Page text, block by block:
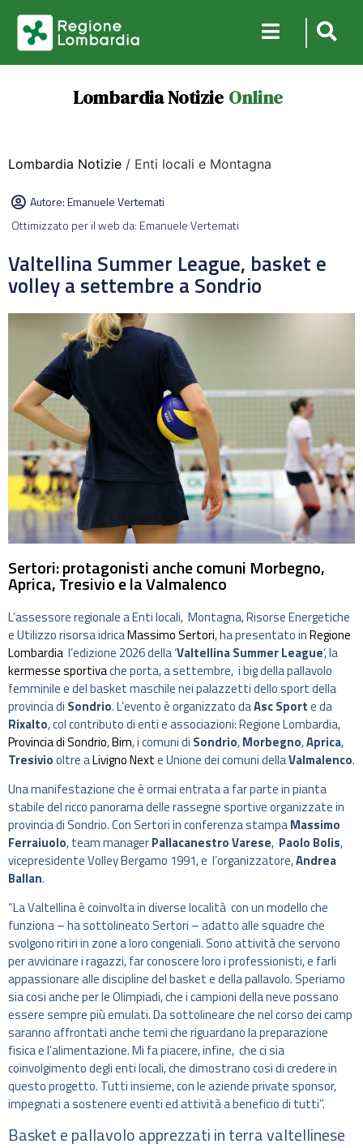
Lombardia Notizie Online
Lombardia Notizie / Enti locali e Montagna
Autore:Emanuele Vertemati
Ottimizzato per il web da: Emanuele Vertemati
Valtellina Summer League, basket e
volley a settembre a Sondrio
Sertori: protagonisti anche comuni Morbegno,
Aprica, Tresivio e la Valmalenco
L’assessore regionale a Enti locali, Montagna, Risorse Energetiche
e Utilizzo risorsa idricaMassimo Sertori, ha presentato inRegione
Lombardia l’edizione 2026 della ‘Valtellina Summer League‘, la
kermesse sportivache porta, a settembre, i big della pallavolo
femminile e del basket maschile nei palazzetti dello sport della
provincia di Sondrio. L’evento è organizzato daAsc Sporte da
Rixalto, col contributo di enti e associazioni: Regione Lombardia,
Provincia di Sondrio,Bim, i comuni di Sondrio,Morbegno,Aprica,
Tresiviooltre aLivigno Nexte Unione dei comuni dellaValmalenco.
Una manifestazione che è ormai entrata a far parte in pianta
stabile del ricco panorama delle rassegne sportive organizzate in
provincia di Sondrio. Con Sertori in conferenza stampaMassimo
Ferraiuolo, team managerPallacanestro Varese, Paolo Bolis,
vicepresidente Volley Bergamo 1991, e l’organizzatore,Andrea
Ballan.
“La Valtellina è coinvolta in diverse località con un modello che
funziona – ha sottolineato Sertori – adatto alle squadre che
svolgono ritiri in zone a loro congeniali. Sono attività che servono
per avvicinare i ragazzi, far conoscere loro i professionisti, e farli
appassionare alle discipline del basket e della pallavolo. Speriamo
sia cosi anche per le Olimpiadi, che i campioni della neve possano
essere sempre più emulati. Da sottolineare che nel corso dei camp
saranno affrontati anche temi che riguardano la preparazione
fisica e l’alimentazione. Mi fa piacere, infine, che ci sia
coinvolgimento degli enti locali, che dimostrano cosi di credere in
questo progetto. Tutti insieme, con le aziende private sponsor,
impegnati a sostenere eventi ed attività a beneficio di tutti”.
Basket e pallavolo apprezzati in terra valtellinese